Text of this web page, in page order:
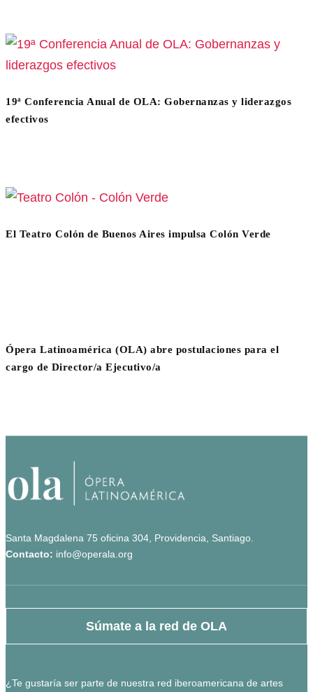
19ª Conferencia Anual de OLA: Gobernanzas y liderazgos
efectivos
El Teatro Colón de Buenos Aires impulsa Colón Verde
Ópera Latinoamérica (OLA) abre postulaciones para el
cargo de Director/a Ejecutivo/a
Santa Magdalena 75 oficina 304, Providencia, Santiago.
Contacto: info@operala.org
Súmate a la red de OLA
¿Te gustaría ser parte de nuestra red iberoamericana de artes